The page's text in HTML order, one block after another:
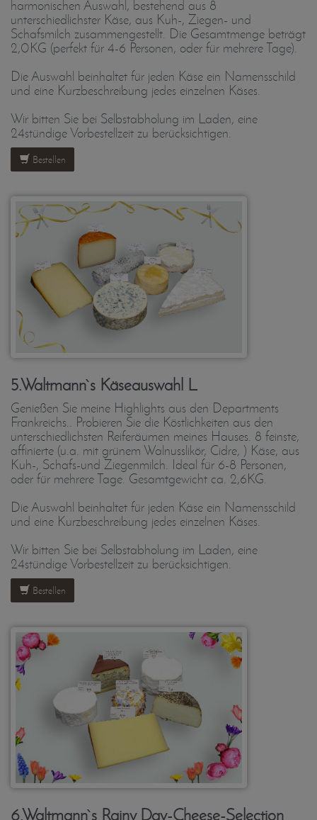
harmonischen Auswahl, bestehend aus 8
unterschiedlichster Käse, aus Kuh-, Ziegen- und
Schafsmilch zusammengestellt. Die Gesamtmenge beträgt
2,0KG (perfekt für 4-6 Personen, oder für mehrere Tage).
Die Auswahl beinhaltet für jeden Käse ein Namensschild
und eine Kurzbeschreibung jedes einzelnen Käses.
Wir bitten Sie bei Selbstabholung im Laden, eine
24stündige Vorbestellzeit zu berücksichtigen.
Bestellen
5.Waltmann`s Käseauswahl L
Genießen Sie meine Highlights aus den Departments
Frankreichs.. Probieren Sie die Köstlichkeiten aus den
unterschiedlichsten Reiferäumen meines Hauses. 8 feinste,
affinierte (u.a. mit grünem Walnusslikör, Cidre, ) Käse, aus
Kuh-, Schafs-und Ziegenmilch. Ideal für 6-8 Personen,
oder für mehrere Tage. Gesamtgewicht ca. 2,6KG.
Die Auswahl beinhaltet für jeden Käse ein Namensschild
und eine Kurzbeschreibung jedes einzelnen Käses.
Wir bitten Sie bei Selbstabholung im Laden, eine
24stündige Vorbestellzeit zu berücksichtigen.
Bestellen
6.Waltmann`s Rainy Day-Cheese-Selection